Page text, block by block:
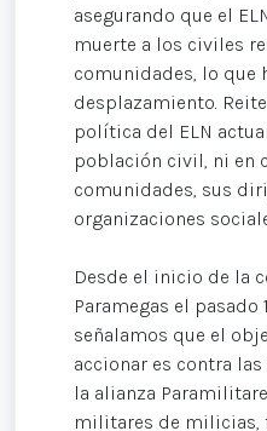
asegurando que el
muerte a los civiles
comunidades, lo que
desplazamiento.
política del ELN
población civil, ni en
comunidades, sus
organizaciones
Desde el inicio de la
Paramegas el pasado
señalamos que el
accionar es contra
la alianza
militares de milicias,